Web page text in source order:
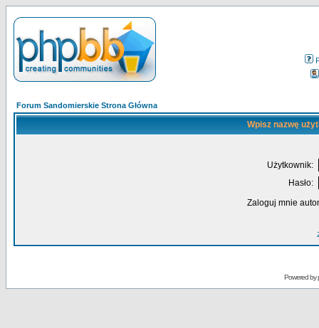
Forum Sandomierskie Strona Główna
Wpisz nazwę
Użytkownik:
Hasło:
Zaloguj mnie
Powered by